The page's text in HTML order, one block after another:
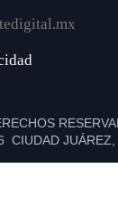
CIUDAD JUÁREZ,